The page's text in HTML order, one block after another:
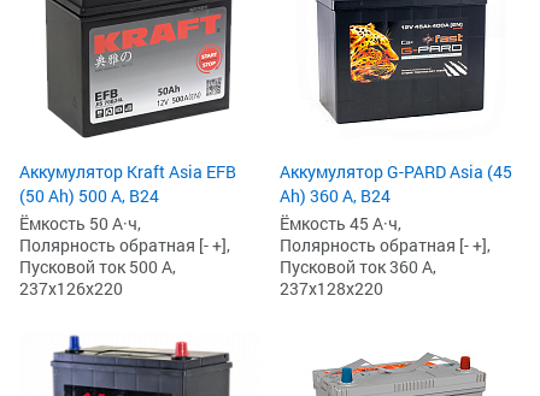
Аккумулятор Kraft Asia EFB
(50 Ah) 500 А, B24
Ёмкость 50 А·ч,
Полярность обратная [- +],
Пусковой ток 500 А,
237x126x220
Аккумулятор G-PARD Asia (45
Ah) 360 А, B24
Ёмкость 45 А·ч,
Полярность обратная [- +],
Пусковой ток 360 А,
237x128x220